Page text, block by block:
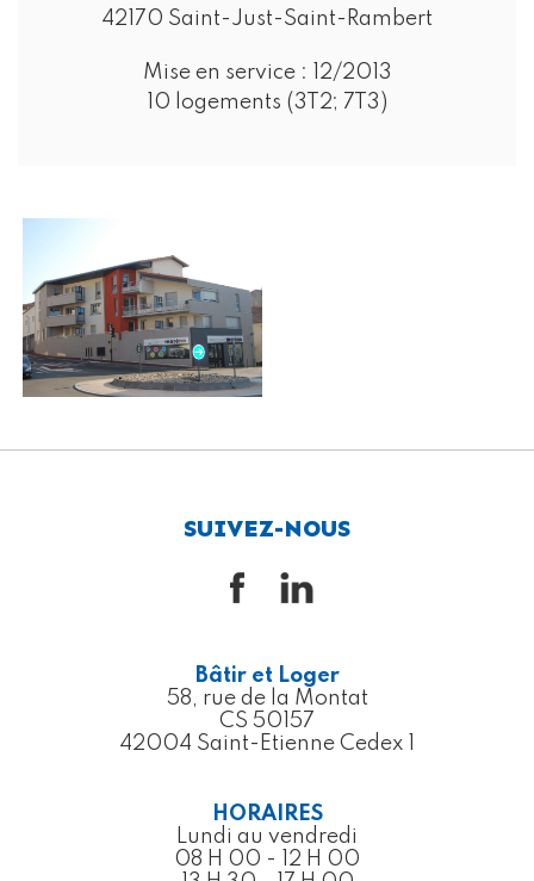
42170 Saint-Just-Saint-Rambert
Mise en service :
12/2013
10 logements (3T2; 7T3)
SUIVEZ-NOUS
Bâtir et Loger
58, rue de la Montat
CS 50157
42004 Saint-Etienne Cedex 1
HORAIRES
Lundi au vendredi
08 H 00 - 12 H 00